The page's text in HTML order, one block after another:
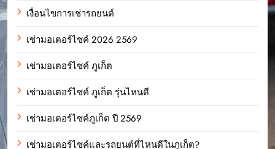
เงื่อนไขการเช่ารถยนต์
เช่ามอเตอร์ไซค์ 2026 2569
เช่ามอเตอร์ไซค์ ภูเก็ต
เช่ามอเตอร์ไซค์ ภูเก็ต รุ่นไหนดี
เช่ามอเตอร์ไซค์ภูเก็ต ปี 2569
เช่ามอเตอร์ไซค์และรถยนต์ที่ไหนดีในภูเก็ต?